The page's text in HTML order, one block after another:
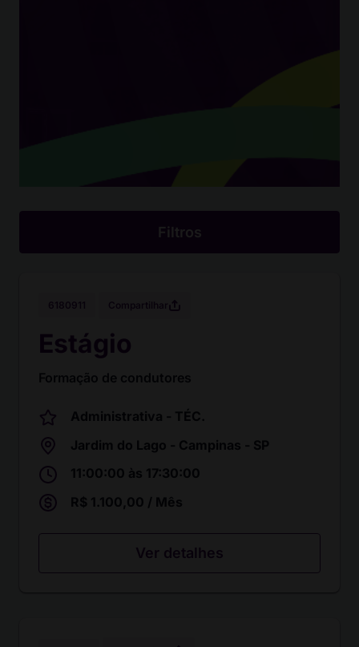
Filtros
Estágio
Formação de condutores
Administrativa - TÉC.
Jardim do Lago - Campinas - SP
11:00:00 às 17:30:00
R$ 1.100,00 / Mês
Ver detalhes